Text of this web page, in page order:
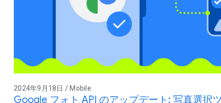
2024年9月18日 / Mobile
Google フォト API のアップデート: 写真選択